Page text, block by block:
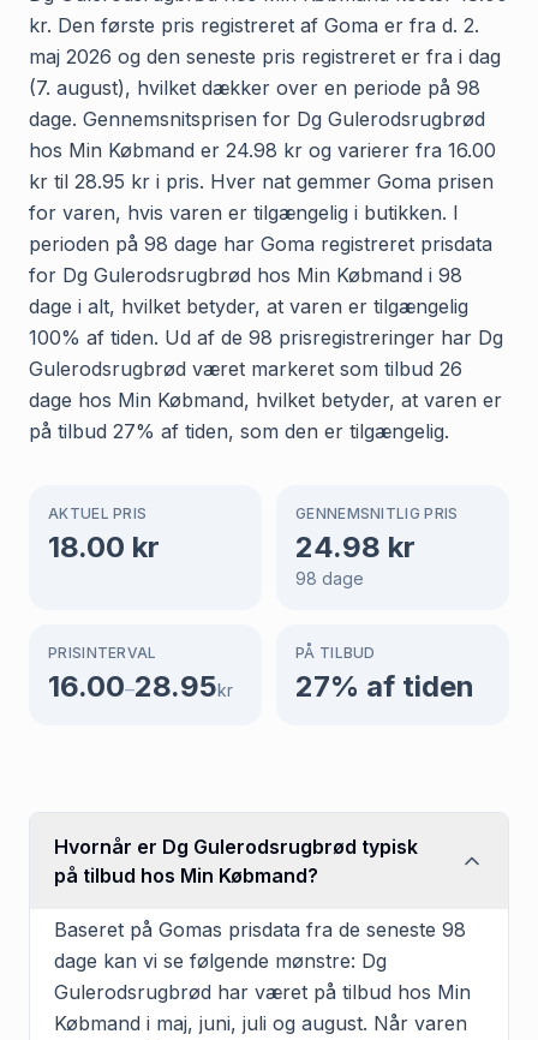
kr. Den første pris registreret af Goma er fra d. 2.
maj 2026 og den seneste pris registreret er fra i dag
(7. august), hvilket dækker over en periode på 98
dage. Gennemsnitsprisen for Dg Gulerodsrugbrød
hos Min Købmand er 24.98 kr og varierer fra 16.00
kr til 28.95 kr i pris. Hver nat gemmer Goma prisen
for varen, hvis varen er tilgængelig i butikken. I
perioden på 98 dage har Goma registreret prisdata
for Dg Gulerodsrugbrød hos Min Købmand i 98
dage i alt, hvilket betyder, at varen er tilgængelig
100% af tiden. Ud af de 98 prisregistreringer har Dg
Gulerodsrugbrød været markeret som tilbud 26
dage hos Min Købmand, hvilket betyder, at varen er
på tilbud 27% af tiden, som den er tilgængelig.
AKTUEL PRIS
18.00 kr
GENNEMSNITLIG PRIS
24.98 kr
98 dage
PRISINTERVAL
16.00–28.95kr
PÅ TILBUD
27% af tiden
Hvornår er Dg Gulerodsrugbrød typisk
på tilbud hos Min Købmand?
Baseret på Gomas prisdata fra de seneste 98
dage kan vi se følgende mønstre: Dg
Gulerodsrugbrød har været på tilbud hos Min
Købmand i maj, juni, juli og august. Når varen